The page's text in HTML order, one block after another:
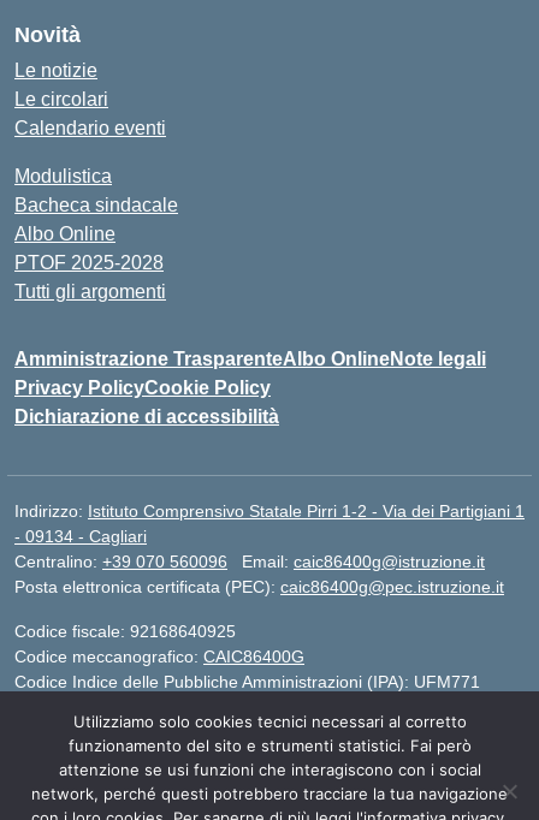
Novità
Le notizie
Le circolari
Calendario eventi
Modulistica
Bacheca sindacale
Albo Online
PTOF 2025-2028
Tutti gli argomenti
Amministrazione TrasparenteAlbo OnlineNote legali
Privacy PolicyCookie Policy
Dichiarazione di accessibilità
Indirizzo: Istituto Comprensivo Statale Pirri 1-2 - Via dei Partigiani 1
- 09134 - Cagliari
Centralino: +39 070 560096 Email: caic86400g@istruzione.it
Posta elettronica certificata (PEC): caic86400g@pec.istruzione.it
Codice fiscale: 92168640925
Codice meccanografico: CAIC86400G
Codice Indice delle Pubbliche Amministrazioni (IPA): UFM771
IBAN - IT 46 W 0101504808000070626497
Idea e progetto di Designers Italia
Utilizziamo solo cookies tecnici necessari al corretto
funzionamento del sito e strumenti statistici. Fai però
attenzione se usi funzioni che interagiscono con i social
network, perché questi potrebbero tracciare la tua navigazione